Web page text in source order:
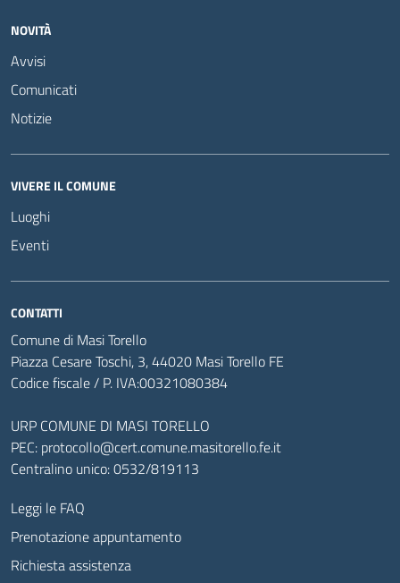
NOVITÀ
Avvisi
Comunicati
Notizie
VIVERE IL COMUNE
Luoghi
Eventi
CONTATTI
Comune di Masi Torello
Piazza Cesare Toschi, 3, 44020 Masi Torello FE
Codice fiscale / P. IVA:00321080384
URP COMUNE DI MASI TORELLO
PEC: protocollo@cert.comune.masitorello.fe.it
Centralino unico: 0532/819113
Leggi le FAQ
Prenotazione appuntamento
Richiesta assistenza